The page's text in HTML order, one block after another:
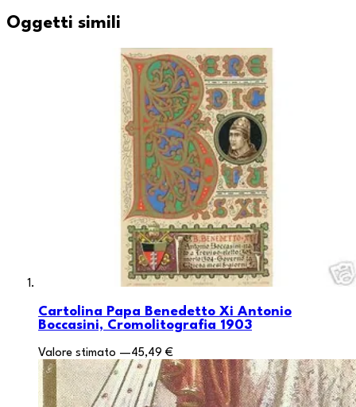
Oggetti simili
Cartolina Papa Benedetto Xi Antonio
Boccasini, Cromolitografia 1903
Valore stimato —45,49 €